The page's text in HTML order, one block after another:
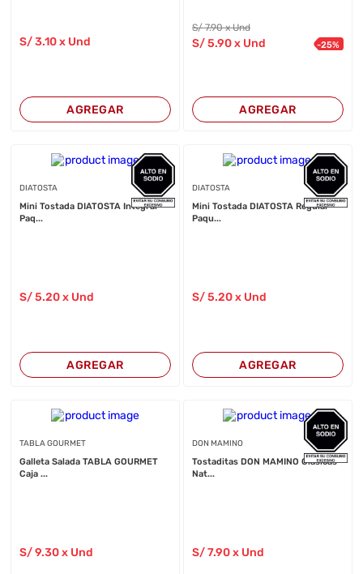
S/3.10 x Und
AGREGAR
S/7.90 x Und
S/5.90x Und -25%
AGREGAR
DIATOSTA
Mini Tostada DIATOSTA Integral
Paq...
S/5.20 x Und
AGREGAR
DIATOSTA
Mini Tostada DIATOSTA Regular
Paqu...
S/5.20x Und
AGREGAR
TABLA GOURMET
Galleta Salada TABLA GOURMET
Caja ...
S/9.30 x Und
DON MAMINO
Tostaditas DON MAMINO Clásicas
Nat...
S/7.90x Und